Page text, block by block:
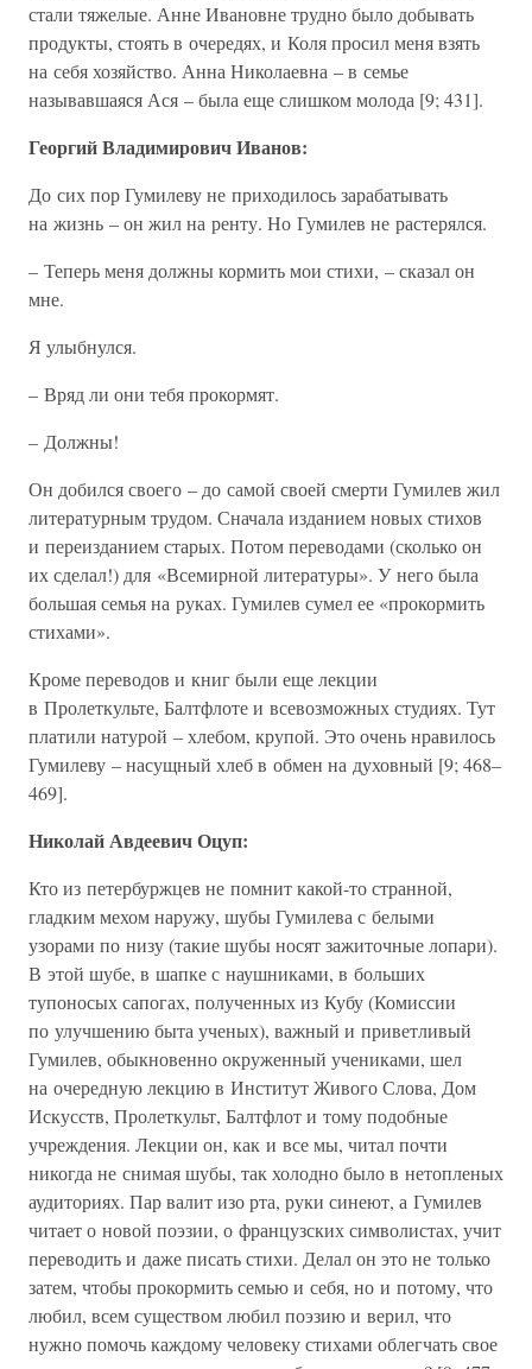
стали тяжелые. Анне Ивановне трудно было добывать
продукты, стоять в очередях, и Коля просил меня взять
на себя хозяйство. Анна Николаевна – в семье
называвшаяся Ася – была еще слишком молода [9; 431].
Георгий Владимирович Иванов:
До сих пор Гумилеву не приходилось зарабатывать
на жизнь – он жил на ренту. Но Гумилев не растерялся.
– Теперь меня должны кормить мои стихи, – сказал он
мне.
Я улыбнулся.
– Вряд ли они тебя прокормят.
– Должны!
Он добился своего – до самой своей смерти Гумилев жил
литературным трудом. Сначала изданием новых стихов
и переизданием старых. Потом переводами (сколько он
их сделал!) для «Всемирной литературы». У него была
большая семья на руках. Гумилев сумел ее «прокормить
стихами».
Кроме переводов и книг были еще лекции
в Пролеткульте, Балтфлоте и всевозможных студиях. Тут
платили натурой – хлебом, крупой. Это очень нравилось
Гумилеву – насущный хлеб в обмен на духовный [9; 468–
469].
Николай Авдеевич Оцуп:
Кто из петербуржцев не помнит какой-то странной,
гладким мехом наружу, шубы Гумилева с белыми
узорами по низу (такие шубы носят зажиточные лопари).
В этой шубе, в шапке с наушниками, в больших
тупоносых сапогах, полученных из Кубу (Комиссии
по улучшению быта ученых), важный и приветливый
Гумилев, обыкновенно окруженный учениками, шел
на очередную лекцию в Институт Живого Слова, Дом
Искусств, Пролеткульт, Балтфлот и тому подобные
учреждения. Лекции он, как и все мы, читал почти
никогда не снимая шубы, так холодно было в нетопленых
аудиториях. Пар валит изо рта, руки синеют, а Гумилев
читает о новой поэзии, о французских символистах, учит
переводить и даже писать стихи. Делал он это не только
затем, чтобы прокормить семью и себя, но и потому, что
любил, всем существом любил поэзию и верил, что
нужно помочь каждому человеку стихами облегчать свое